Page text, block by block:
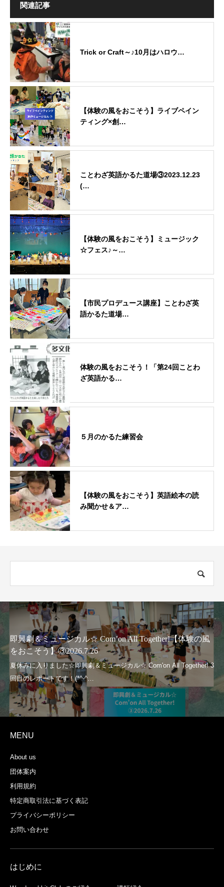
関連記事
Trick or Craft～♪10月はハロウ…
【体験の風をおこそう】ライブペイン
ティング×創…
ことわざ英語かるた道場③2023.12.23
(…
【体験の風をおこそう】ミュージック
☆フェス♪～…
【市民プロデュース講座】ことわざ英
語かるた道場…
体験の風をおこそう！「第24回ことわ
ざ英語かる…
５月のかるた練習会
【体験の風をおこそう】英語絵本の読
み聞かせ＆ア…
カル☆ Com’on All Together!【体験の風
ハロウィン☆タ
う】募集のお
MENU
About us
団体案内
利用規約
特定商取引法に基づく表記
プライバシーポリシー
お問い合わせ
はじめに